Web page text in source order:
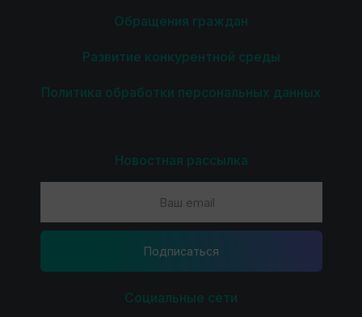
Обращения граждан
Развитие конкурентной среды
Политика обработки персональных данных
Новостная рассылка
Подпиcаться
Социальные сети